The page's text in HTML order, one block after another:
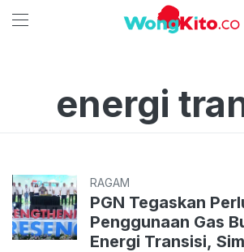
energi
RAGAM
PGN Tegaskan
Penggunaan Gas
Energi Transisi,